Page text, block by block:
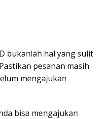
bukanlah hal yang sulit
pesanan masih
mengajukan
bisa mengajukan